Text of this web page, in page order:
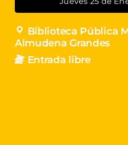
Biblioteca Pública
Almudena Grandes
Entrada libre